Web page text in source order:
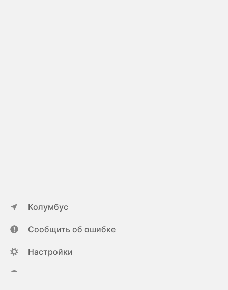
Колумбус
Сообщить об ошибке
Настройки